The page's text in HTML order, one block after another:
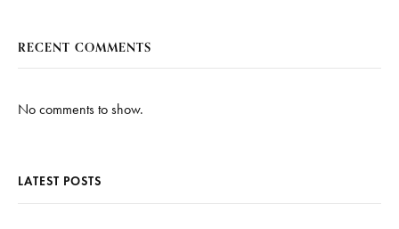
RECENT COMMENTS
No comments to show.
LATEST POSTS